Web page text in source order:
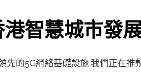
智慧城市發
的5G網絡基礎設施,我們正在